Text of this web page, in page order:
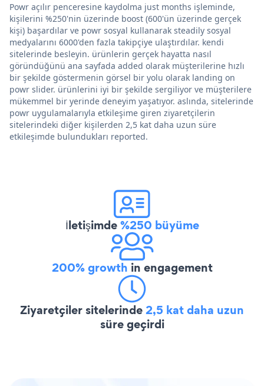
Powr açılır penceresine kaydolma just months işleminde,
kişilerini %250'nin üzerinde boost (600'ün üzerinde gerçek
kişi) başardılar ve powr sosyal kullanarak steadily sosyal
medyalarını 6000'den fazla takipçiye ulaştırdılar. kendi
sitelerinde besleyin. ürünlerin gerçek hayatta nasıl
göründüğünü ana sayfada added olarak müşterilerine hızlı
bir şekilde göstermenin görsel bir yolu olarak landing on
powr slider. ürünlerini iyi bir şekilde sergiliyor ve müşterilere
mükemmel bir yerinde deneyim yaşatıyor. aslında, sitelerinde
powr uygulamalarıyla etkileşime giren ziyaretçilerin
sitelerindeki diğer kişilerden 2,5 kat daha uzun süre
etkileşimde bulundukları reported.
İletişimde%250 büyüme
200% growth in engagement
Ziyaretçiler sitelerinde2,5 kat daha uzun
süre geçirdi